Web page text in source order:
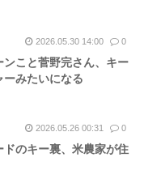
2026.05.30 14:00 0
ンこと菅野完さん、キー
ーみたいになる
2026.05.26 00:31 0
ドのキー裏、米農家が住